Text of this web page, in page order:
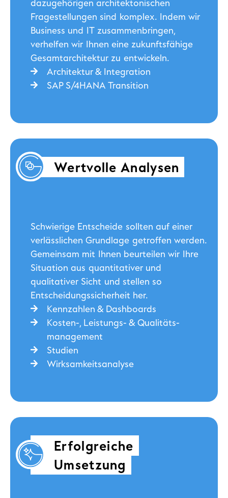
dazugehörigen architektonischen
Fragestellungen sind komplex. Indem wir
Business und IT zusammenbringen,
verhelfen wir Ihnen eine zukunftsfähige
Gesamtarchitektur zu entwickeln.
Architektur & Integration
SAP S/4HANA Transition
Wertvolle Analysen
Schwierige Entscheide sollten auf einer
verlässlichen Grundlage getroffen werden.
Gemeinsam mit Ihnen beurteilen wir Ihre
Situation aus quantitativer und
qualitativer Sicht und stellen so
Entscheidungssicherheit her.
Kennzahlen & Dashboards
Kosten-, Leistungs- & Qualitäts­
management
Studien
Wirksamkeitsanalyse
Erfolgreiche
Umsetzung